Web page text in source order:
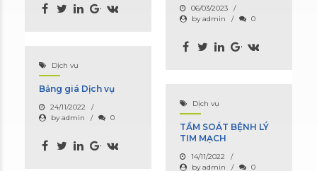
06/03/2023
by admin
0
Dịch vụ
Bảng giá Dịch vụ
24/11/2022
by admin
0
Dịch vụ
TẦM SOÁT BỆNH LÝ
TIM MẠCH
14/11/2022
by admin
0